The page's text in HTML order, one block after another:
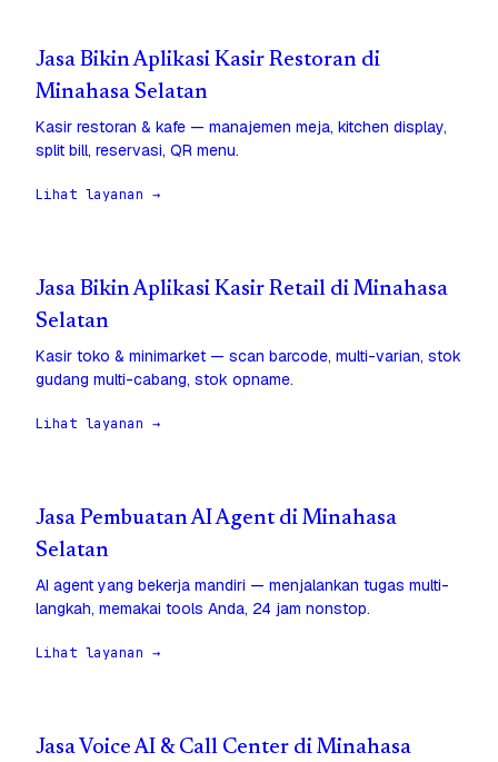
Jasa Bikin Aplikasi Kasir Restoran di
Minahasa Selatan
Kasir restoran & kafe — manajemen meja, kitchen display,
split bill, reservasi, QR menu.
Lihat layanan →
Jasa Bikin Aplikasi Kasir Retail di Minahasa
Selatan
Kasir toko & minimarket — scan barcode, multi-varian, stok
gudang multi-cabang, stok opname.
Lihat layanan →
Jasa Pembuatan AI Agent di Minahasa
Selatan
AI agent yang bekerja mandiri — menjalankan tugas multi-
langkah, memakai tools Anda, 24 jam nonstop.
Lihat layanan →
Jasa Voice AI & Call Center di Minahasa